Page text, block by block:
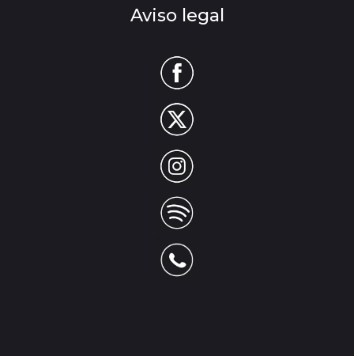
Aviso legal